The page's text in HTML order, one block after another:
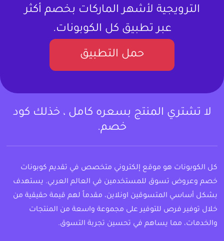
الترويجية لأشهر الماركات بخصم أكثر
عبر تطبيق كل الكوبونات.
حمل التطبيق
لا تشتري المنتج بسعره كامل ، خذلك كود
خصم.
كل الكوبونات هو موقع إلكتروني متخصص في تقديم كوبونات
خصم وعروض تسوق للمستخدمين في العالم العربي. يستهدف
بشكل أساسي المتسوقين اونلاين، مقدماً لهم قيمة حقيقية من
خلال توفير فرص للتوفير على مجموعة واسعة من المنتجات
والخدمات، مما يساهم في تحسين تجربة التسوق.